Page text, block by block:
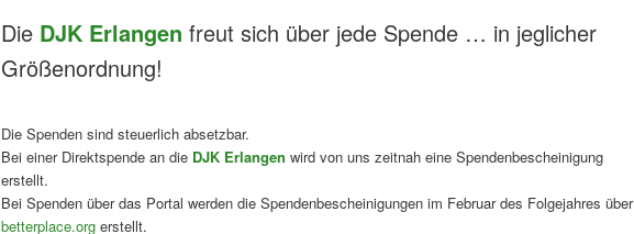
Die DJK Erlangen freut sich über jede Spende … in jeglicher
Größenordnung!
Die Spenden sind steuerlich absetzbar.
Bei einer Direktspende an die DJK Erlangen wird von uns zeitnah eine Spendenbescheinigung
erstellt.
Bei Spenden über das Portal werden die Spendenbescheinigungen im Februar des Folgejahres über
betterplace.org erstellt.